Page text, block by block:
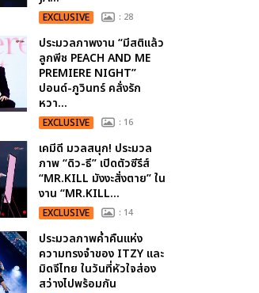
EXCLUSIVE : 28
ประมวลภาพงาน “มีสติแล้ว
ลูกพีช PEACH AND ME
PREMIERE NIGHT”
ปอนด์-ภูวินทร์ คลั่งรัก
หวา...
EXCLUSIVE : 16
เคมีดี มวลสนุก! ประมวล
ภาพ “ดิว-ธี” เปิดตัวซีรีส์
“MR.KILL มังงะสั่งตาย” ใน
งาน “MR.KILL...
EXCLUSIVE : 14
ประมวลภาพค่ำคืนแห่ง
ความทรงจำของ ITZY และ
มิดจีไทย ในวันที่หัวใจส่อง
สว่างไปพร้อมกัน